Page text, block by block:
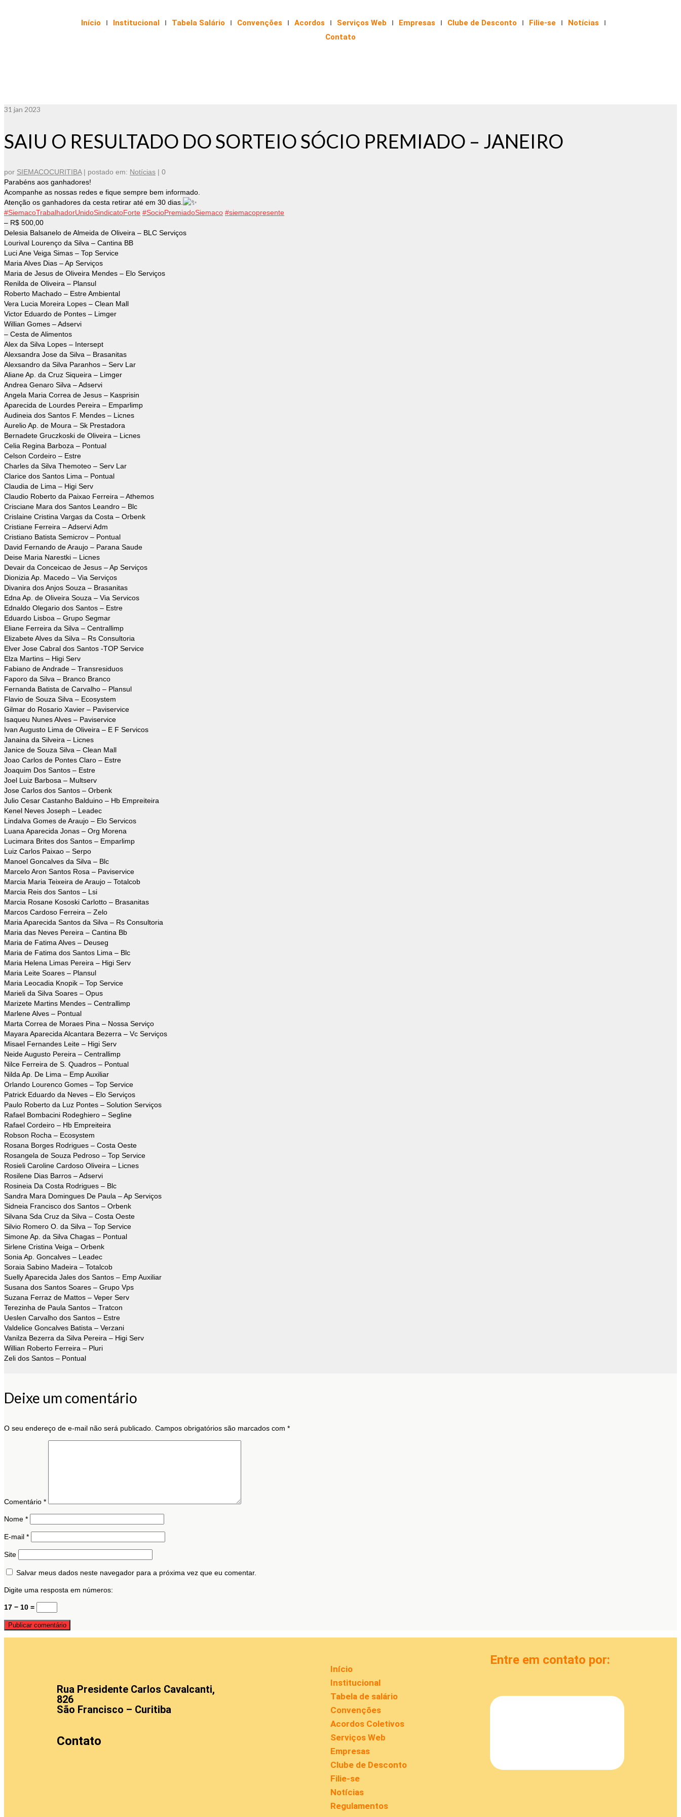
Início Institucional Tabela Salário Convenções Acordos Serviços Web Empresas Clube de Desconto Filie-se
Notícias
Contato
31 jan 2023
SAIU O RESULTADO DO SORTEIO SÓCIO PREMIADO – JANEIRO
por SIEMACOCURITIBA| postado em: Notícias | 0
Parabéns aos ganhadores!
Acompanhe as nossas redes e fique sempre bem informado.
Atenção os ganhadores da cesta retirar até em 30 dias.
#SiemacoTrabalhadorUnidoSindicatoForte #SocioPremiadoSiemaco #siemacopresente
– R$ 500,00
Delesia Balsanelo de Almeida de Oliveira – BLC Serviços
Lourival Lourenço da Silva – Cantina BB
Luci Ane Veiga Simas – Top Service
Maria Alves Dias – Ap Serviços
Maria de Jesus de Oliveira Mendes – Elo Serviços
Renilda de Oliveira – Plansul
Roberto Machado – Estre Ambiental
Vera Lucia Moreira Lopes – Clean Mall
Victor Eduardo de Pontes – Limger
Willian Gomes – Adservi
– Cesta de Alimentos
Alex da Silva Lopes – Intersept
Alexsandra Jose da Silva – Brasanitas
Alexsandro da Silva Paranhos – Serv Lar
Aliane Ap. da Cruz Siqueira – Limger
Andrea Genaro Silva – Adservi
Angela Maria Correa de Jesus – Kasprisin
Aparecida de Lourdes Pereira – Emparlimp
Audineia dos Santos F. Mendes – Licnes
Aurelio Ap. de Moura – Sk Prestadora
Bernadete Gruczkoski de Oliveira – Licnes
Celia Regina Barboza – Pontual
Celson Cordeiro – Estre
Charles da Silva Themoteo – Serv Lar
Clarice dos Santos Lima – Pontual
Claudia de Lima – Higi Serv
Claudio Roberto da Paixao Ferreira – Athemos
Crisciane Mara dos Santos Leandro – Blc
Crislaine Cristina Vargas da Costa – Orbenk
Cristiane Ferreira – Adservi Adm
Cristiano Batista Semicrov – Pontual
David Fernando de Araujo – Parana Saude
Deise Maria Narestki – Licnes
Devair da Conceicao de Jesus – Ap Serviços
Dionizia Ap. Macedo – Via Serviços
Divanira dos Anjos Souza – Brasanitas
Edna Ap. de Oliveira Souza – Via Servicos
Ednaldo Olegario dos Santos – Estre
Eduardo Lisboa – Grupo Segmar
Eliane Ferreira da Silva – Centrallimp
Elizabete Alves da Silva – Rs Consultoria
Elver Jose Cabral dos Santos -TOP Service
Elza Martins – Higi Serv
Fabiano de Andrade – Transresiduos
Faporo da Silva – Branco Branco
Fernanda Batista de Carvalho – Plansul
Flavio de Souza Silva – Ecosystem
Gilmar do Rosario Xavier – Paviservice
Isaqueu Nunes Alves – Paviservice
Ivan Augusto Lima de Oliveira – E F Servicos
Janaina da Silveira – Licnes
Janice de Souza Silva – Clean Mall
Joao Carlos de Pontes Claro – Estre
Joaquim Dos Santos – Estre
Joel Luiz Barbosa – Multserv
Jose Carlos dos Santos – Orbenk
Julio Cesar Castanho Balduino – Hb Empreiteira
Kenel Neves Joseph – Leadec
Lindalva Gomes de Araujo – Elo Servicos
Luana Aparecida Jonas – Org Morena
Lucimara Brites dos Santos – Emparlimp
Luiz Carlos Paixao – Serpo
Manoel Goncalves da Silva – Blc
Marcelo Aron Santos Rosa – Paviservice
Marcia Maria Teixeira de Araujo – Totalcob
Marcia Reis dos Santos – Lsi
Marcia Rosane Kososki Carlotto – Brasanitas
Marcos Cardoso Ferreira – Zelo
Maria Aparecida Santos da Silva – Rs Consultoria
Maria das Neves Pereira – Cantina Bb
Maria de Fatima Alves – Deuseg
Maria de Fatima dos Santos Lima – Blc
Maria Helena Limas Pereira – Higi Serv
Maria Leite Soares – Plansul
Maria Leocadia Knopik – Top Service
Marieli da Silva Soares – Opus
Marizete Martins Mendes – Centrallimp
Marlene Alves – Pontual
Marta Correa de Moraes Pina – Nossa Serviço
Mayara Aparecida Alcantara Bezerra – Vc Serviços
Misael Fernandes Leite – Higi Serv
Neide Augusto Pereira – Centrallimp
Nilce Ferreira de S. Quadros – Pontual
Nilda Ap. De Lima – Emp Auxiliar
Orlando Lourenco Gomes – Top Service
Patrick Eduardo da Neves – Elo Serviços
Paulo Roberto da Luz Pontes – Solution Serviços
Rafael Bombacini Rodeghiero – Segline
Rafael Cordeiro – Hb Empreiteira
Robson Rocha – Ecosystem
Rosana Borges Rodrigues – Costa Oeste
Rosangela de Souza Pedroso – Top Service
Rosieli Caroline Cardoso Oliveira – Licnes
Rosilene Dias Barros – Adservi
Rosineia Da Costa Rodrigues – Blc
Sandra Mara Domingues De Paula – Ap Serviços
Sidneia Francisco dos Santos – Orbenk
Silvana Sda Cruz da Silva – Costa Oeste
Silvio Romero O. da Silva – Top Service
Simone Ap. da Silva Chagas – Pontual
Sirlene Cristina Veiga – Orbenk
Sonia Ap. Goncalves – Leadec
Soraia Sabino Madeira – Totalcob
Suelly Aparecida Jales dos Santos – Emp Auxiliar
Susana dos Santos Soares – Grupo Vps
Suzana Ferraz de Mattos – Veper Serv
Terezinha de Paula Santos – Tratcon
Ueslen Carvalho dos Santos – Estre
Valdelice Goncalves Batista – Verzani
Vanilza Bezerra da Silva Pereira – Higi Serv
Willian Roberto Ferreira – Pluri
Zeli dos Santos – Pontual
Deixe um comentário
O seu endereço de e-mail não será publicado. Campos obrigatórios são marcados com *
Comentário *
Nome *
E-mail *
Site
Salvar meus dados neste navegador para a próxima vez que eu comentar.
Digite uma resposta em números:
17 − 10 =
Rua Presidente Carlos Cavalcanti,
826
São Francisco – Curitiba
Contato
Início
Institucional
Tabela de salário
Convenções
Acordos Coletivos
Serviços Web
Empresas
Clube de Desconto
Filie-se
Notícias
Regulamentos
Entre em contato por: